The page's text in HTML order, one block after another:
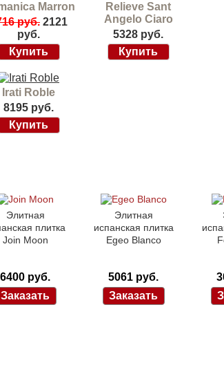
Marron
руб. 2121
руб.
Relieve Sant
Angelo Ciaro
5328 руб.
Irati Roble
8195 руб.
Элитная
плитка
Join Moon
6400 руб.
Элитная
испанская плитка
Egeo Blanco
5061 руб.